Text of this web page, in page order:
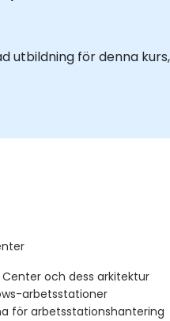
utbildning för denna
och dess arkitektur
arbetsstationer
för arbetsstationshantering